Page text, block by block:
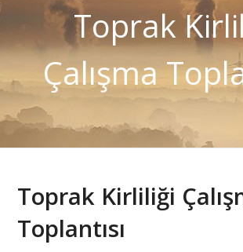
Toprak
Çalışma
Toprak Kirliliği
Toplantısı